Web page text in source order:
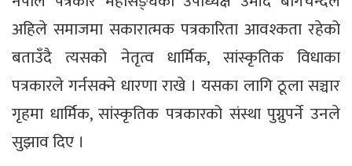
अहिले समाजमा सकारात्मक पत्रकारिता आवश्कता रहेको
बताउँदै त्यसको नेतृत्व धार्मिक, सांस्कृतिक विधाका
पत्रकारले गर्नसक्ने धारणा राखे । यसका लागि ठूला सञ्चार
गृहमा धार्मिक, सांस्कृतिक पत्रकारको संस्था पुग्नुपर्ने उनले
सुझाव दिए ।